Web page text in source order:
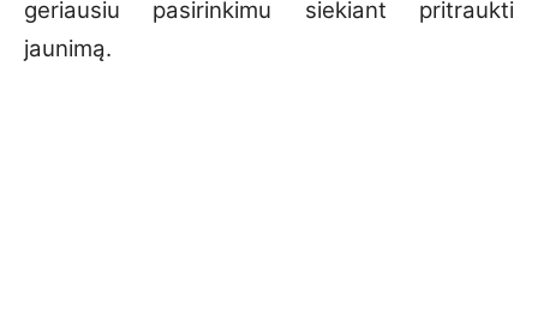
geriausiu pasirinkimu siekiant pritraukti
jaunimą.